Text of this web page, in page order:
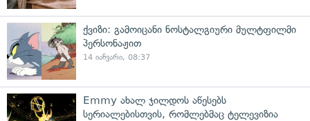
ქვიზი: გამოიცანი ნოსტალგიური მულტფილმი
პერსონაჟით
14 იანვარი, 08:37
Emmy ახალ ჯილდოს აწესებს
სერიალებისთვის, რომლებმაც ტელევიზია